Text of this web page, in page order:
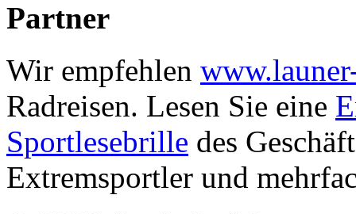
Partner
Wir empfehlen
Radreisen. Lesen Sie eine
Sportlesebrille des
Extremsportler und